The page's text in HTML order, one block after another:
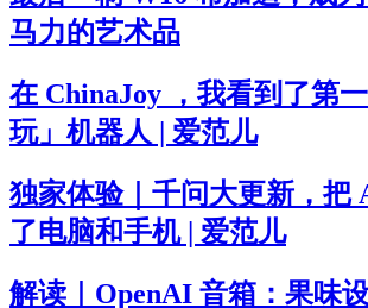
马力的艺术品
在 ChinaJoy ，我看到了第
玩」机器人 | 爱范儿
独家体验｜千问大更新，把
了电脑和手机 | 爱范儿
解读｜OpenAI 音箱：果味